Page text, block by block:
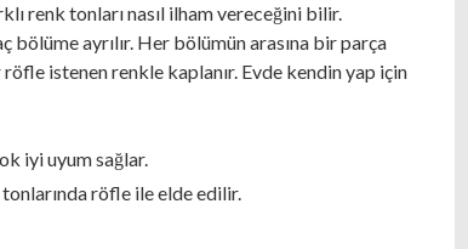
renk tonları nasıl ilham vereceğini bilir.
ayrılır. Her bölümün arasına bir parça
istenen renkle kaplanır. Evde kendin yap için
iyi uyum sağlar.
röfle ile elde edilir.